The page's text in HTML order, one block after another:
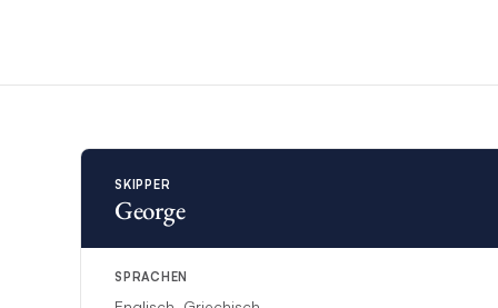
Engagements für
ausgeprägte
Ira spricht fließend
SKIPPER
George
SPRACHEN